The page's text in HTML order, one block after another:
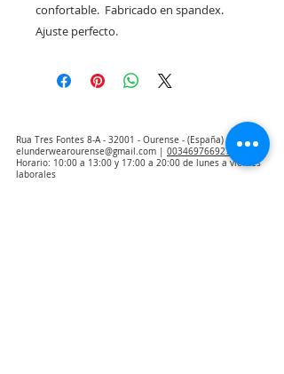
confortable.  Fabricado en spandex.
Ajuste perfecto.
Rua Tres Fontes 8-A - 32001 - Ourense - (España) |
elunderwearourense@gmail.com | 0034697669271
Horario: 10:00 a 13:00 y 17:00 a 20:00 de lunes a viernes
laborales